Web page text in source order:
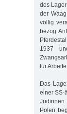
des
der
völlig
bezog
1937
für
Das
einer SS-
Polen